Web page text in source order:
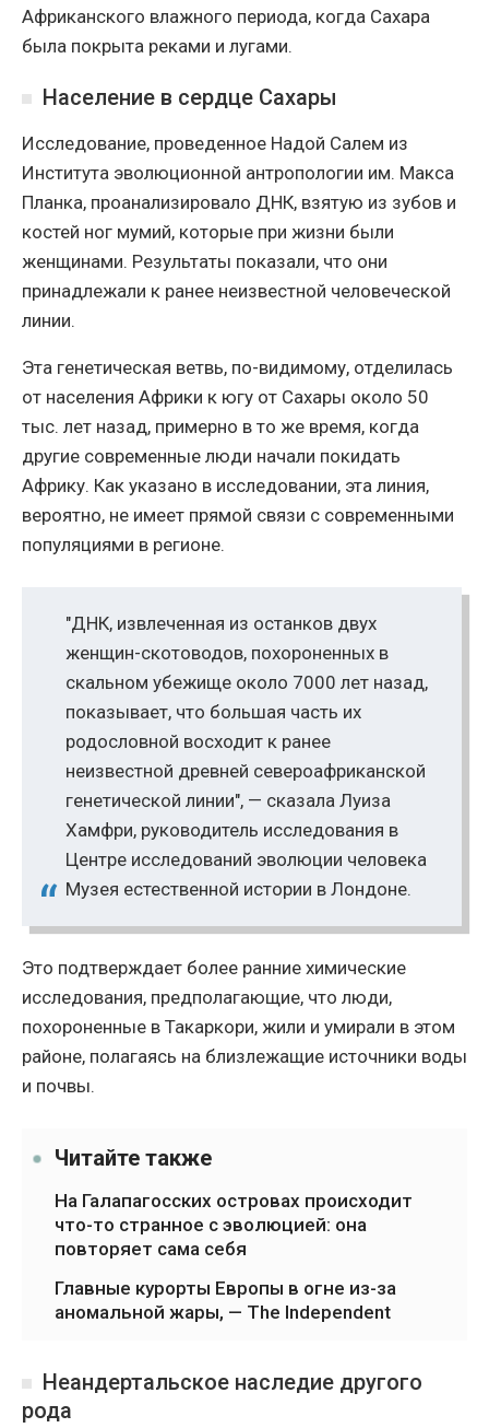
Африканского влажного периода, когда Сахара
была покрыта реками и лугами.
Население в сердце Сахары
Исследование, проведенное Надой Салем из
Института эволюционной антропологии им. Макса
Планка, проанализировало ДНК, взятую из зубов и
костей ног мумий, которые при жизни были
женщинами. Результаты показали, что они
принадлежали к ранее неизвестной человеческой
линии.
Эта генетическая ветвь, по-видимому, отделилась
от населения Африки к югу от Сахары около 50
тыс. лет назад, примерно в то же время, когда
другие современные люди начали покидать
Африку. Как указано в исследовании, эта линия,
вероятно, не имеет прямой связи с современными
популяциями в регионе.
"ДНК, извлеченная из останков двух
женщин-скотоводов, похороненных в
скальном убежище около 7000 лет назад,
показывает, что большая часть их
родословной восходит к ранее
неизвестной древней североафриканской
генетической линии", — сказала Луиза
Хамфри, руководитель исследования в
Центре исследований эволюции человека
Музея естественной истории в Лондоне.
Это подтверждает более ранние химические
исследования, предполагающие, что люди,
похороненные в Такаркори, жили и умирали в этом
районе, полагаясь на близлежащие источники воды
и почвы.
Читайте также
На Галапагосских островах происходит
что-то странное с эволюцией: она
повторяет сама себя
Главные курорты Европы в огне из-за
аномальной жары, — The Independent
Неандертальское наследие другого
рода